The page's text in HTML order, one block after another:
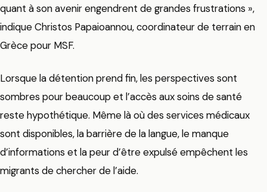
quant à son avenir engendrent de grandes frustrations »,
indique Christos Papaioannou, coordinateur de terrain en
Grèce pour MSF.
Lorsque la détention prend fin, les perspectives sont
sombres pour beaucoup et l’accès aux soins de santé
reste hypothétique. Même là où des services médicaux
sont disponibles, la barrière de la langue, le manque
d’informations et la peur d’être expulsé empêchent les
migrants de chercher de l’aide.